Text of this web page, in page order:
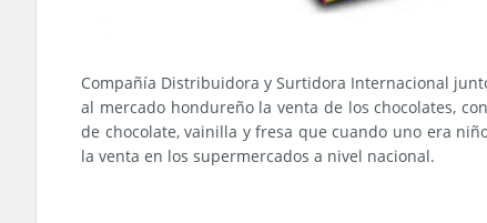
Compañía Distribuidora y Surtidora Internacional
al mercado hondureño la venta de los chocolates,
de chocolate, vainilla y fresa que cuando uno era
la venta en los supermercados a nivel nacional.